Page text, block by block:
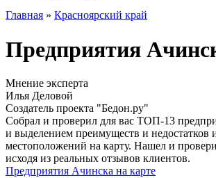
Главная » Красноярский край
Предприятия
Мнение эксперта
Илья Деловой
Создатель проекта "Бедон.ру"
Собрал и проверил для вас ТОП-13
и выделением преимуществ и
местоположений на карту. Нашел и
исходя из реальных отзывов клиентов.
Предприятия Ачинска на карте